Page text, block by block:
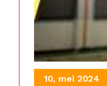
10, mei 2024